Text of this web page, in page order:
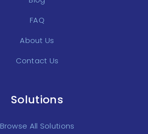
FAQ
About Us
Contact Us
Solutions
Browse All Solutions